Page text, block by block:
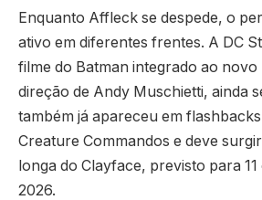
Enquanto Affleck se despede, o
ativo em diferentes frentes. A DC
filme do Batman integrado ao novo
direção de Andy Muschietti, ainda
também já apareceu em
Creature Commandos e deve
longa do Clayface, previsto para
2026.